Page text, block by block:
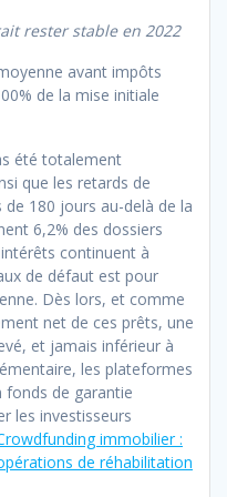
rester stable en 2022
avant impôts
de la mise initiale
été totalement
que les retards de
180 jours au-delà de la
6,2% des dossiers
continuent à
de défaut est pour
Dès lors, et comme
net de ces prêts, une
et jamais inférieur à
les plateformes
fonds de garantie
les investisseurs
immobilier :
de réhabilitation